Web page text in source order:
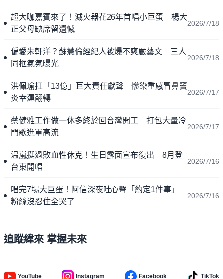
超大咖嘉賓來了！滅火器花26年首唱小巨蛋 楊大
正父母缺席留遺憾
2026/7/18
偏愛朱軒洋？蘇慧倫經紀人被爆不爽嚴藝文 三人
同框氣氛曝光
2026/7/18
洪佩瑜扛「13億」巨大責任獻聲 慘染重感冒鼻竇
炎幸運翻轉
2026/7/17
蔡健雅工作做一休多終於回台灣開工 打包大量冷
門歌進軍高流
2026/7/17
温嵐挺過敗血性休克！生日露面宣布復出 8月登
台東開唱
2026/7/16
唱完7場大巨蛋！阿信深夜吐心聲「約定1件事」
粉絲沒忍住全哭了
2026/7/16
追蹤緯來 掌握未來
YouTube Instagram Facebook TikTok